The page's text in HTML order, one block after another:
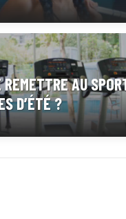
REMETTRE AU
D’ÉTÉ ?